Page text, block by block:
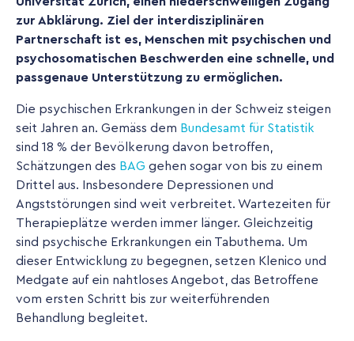
zur Abklärung. Ziel der interdisziplinären
Partnerschaft ist es, Menschen mit psychischen und
psychosomatischen Beschwerden eine schnelle, und
passgenaue Unterstützung zu ermöglichen.
Die psychischen Erkrankungen in der Schweiz steigen
seit Jahren an. Gemäss dem Bundesamt für Statistik
sind 18 % der Bevölkerung davon betroffen,
Schätzungen des BAG gehen sogar von bis zu einem
Drittel aus. Insbesondere Depressionen und
Angststörungen sind weit verbreitet. Wartezeiten für
Therapieplätze werden immer länger. Gleichzeitig
sind psychische Erkrankungen ein Tabuthema. Um
dieser Entwicklung zu begegnen, setzen Klenico und
Medgate auf ein nahtloses Angebot, das Betroffene
vom ersten Schritt bis zur weiterführenden
Behandlung begleitet.